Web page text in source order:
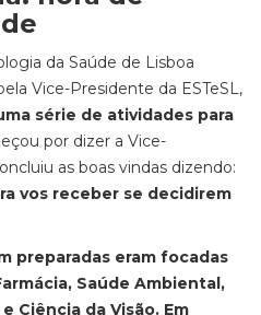
da Saúde de Lisboa
Vice-Presidente da ESTeSL,
série de atividades para
por dizer a Vice-
as boas vindas dizendo:
vos receber se decidirem
preparadas eram focadas
Saúde Ambiental,
Ciência da Visão. Em